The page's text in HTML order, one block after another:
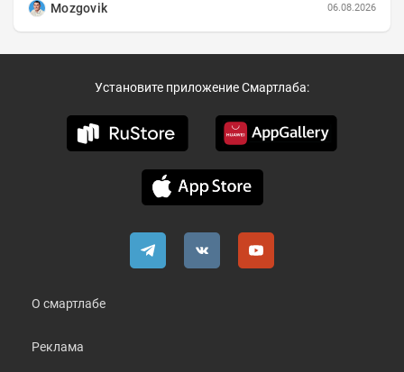
Mozgovik
06.08.2026
Установите приложение Смартлаба:
О смартлабе
Реклама